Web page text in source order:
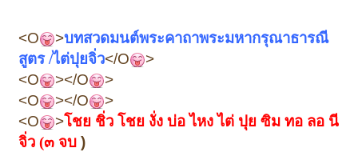
<O >บทสวดมนต์พระคาถาพระมหากรุณาธารณี
สูตร /ไต่ปุยจิ่ว</O
>
<O
></O
>
<O
></O
>
<O
>โชย ชิ่ว โชย งั่ง บ่อ ไหง ไต่ ปุย ซิม ทอ ลอ นี
จิ่ว (๓ จบ )